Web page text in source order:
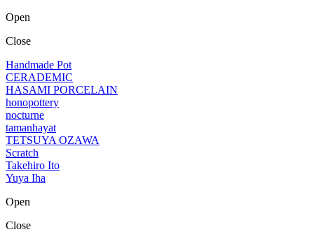
Open
Close
Handmade Pot
CERADEMIC
HASAMI PORCELAIN
honopottery
nocturne
tamanhayat
TETSUYA OZAWA
Scratch
Takehiro Ito
Yuya Iha
Open
Close